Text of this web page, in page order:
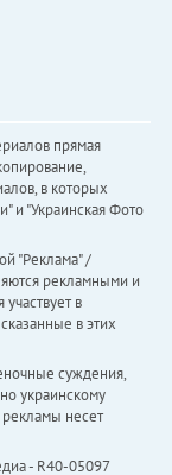
прямая
в которых
и "Украинская Фото
"Реклама" /
рекламными и
в
в этих
суждения,
украинскому
рекламы несет
- R40-05097